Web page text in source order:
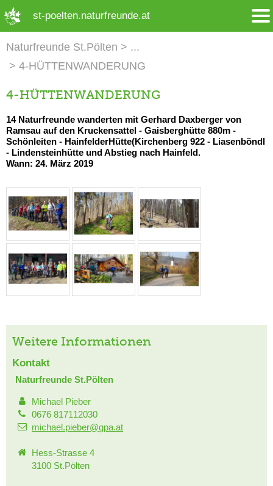
st-poelten.naturfreunde.at
Naturfreunde St.Pölten
4-HÜTTENWANDERUNG
4-HÜTTENWANDERUNG
14 Naturfreunde wanderten mit Gerhard Daxberger von
Ramsau auf den Kruckensattel - Gaisberghütte 880m -
Schönleiten - HainfelderHütte(Kirchenberg 922 - Liasenböndl
- Lindensteinhütte und Abstieg nach Hainfeld.
Wann: 24. März 2019
Weitere Informationen
Kontakt
Naturfreunde St.Pölten
Michael Pieber
0676 817112030
michael.pieber@gpa.at
Hess-Strasse 4
3100 St.Pölten